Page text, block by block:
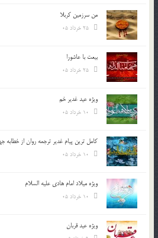
من سرزمین کربلا
بیعت با عاشورا
ویژه عید غدیر خم
کامل ترین پیام غدیر ترجمه روان از خطابه
ویژه میلاد امام هادی علیه السلام
ویژه عید قربان